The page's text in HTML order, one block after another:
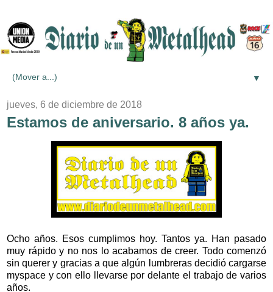
▼
jueves, 6 de diciembre de 2018
Estamos de aniversario. 8 años ya.
Ocho años. Esos cumplimos hoy. Tantos ya. Han pasado
muy rápido y no nos lo acabamos de creer. Todo comenzó
sin querer y gracias a que algún lumbreras decidió cargarse
myspace y con ello llevarse por delante el trabajo de varios
años.